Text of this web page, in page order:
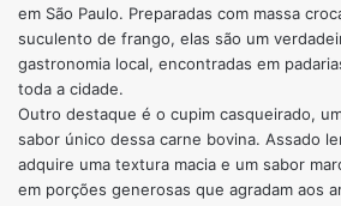
em São Paulo. Preparadas com massa
suculento de frango, elas são um
gastronomia local, encontradas em
toda a cidade.
Outro destaque é o cupim casqueirado,
sabor único dessa carne bovina. Assado
adquire uma textura macia e um sabor
em porções generosas que agradam aos